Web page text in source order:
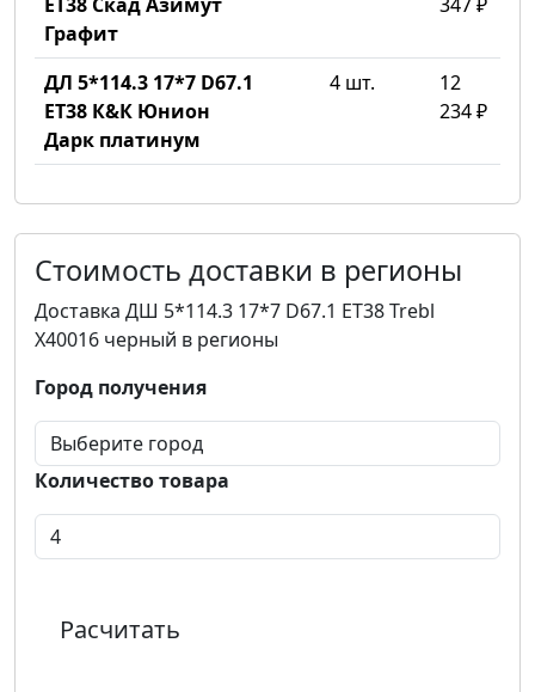
Графит
ДЛ 5*114.3 17*7 D67.1
ET38 К&К Юнион
Дарк платинум
4 шт.
12
234 ₽
Стоимость доставки в регионы
Доставка ДШ 5*114.3 17*7 D67.1 ET38 Trebl
X40016 черный в регионы
Город получения
Количество товара
Расчитать